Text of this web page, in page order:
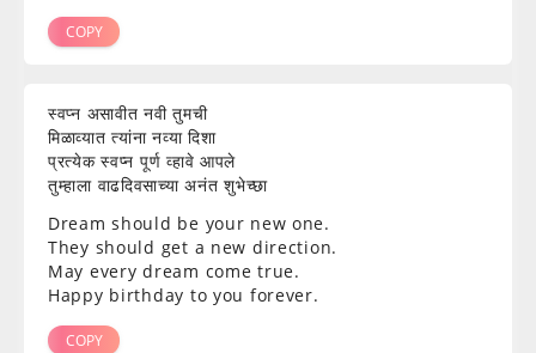
COPY
स्वप्न असावीत नवी तुमची
मिळाव्यात त्यांना नव्या दिशा
प्रत्येक स्वप्न पूर्ण व्हावे आपले
तुम्हाला वाढदिवसाच्या अनंत शुभेच्छा
Dream should be your new one.
They should get a new direction.
May every dream come true.
Happy birthday to you forever.
COPY